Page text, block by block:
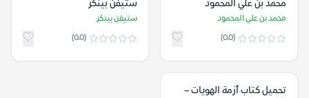
محمد بن علي المحمود
محمد بن علي المحمود
(0.0)
ستيفن بينكر
ستيفن بينكر
(0.0)
تحميل كتاب أزمة الهويات –